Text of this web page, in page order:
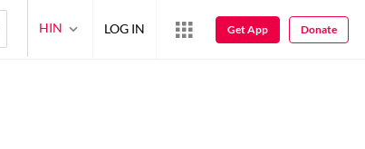
HIN LOG IN Get App Donate